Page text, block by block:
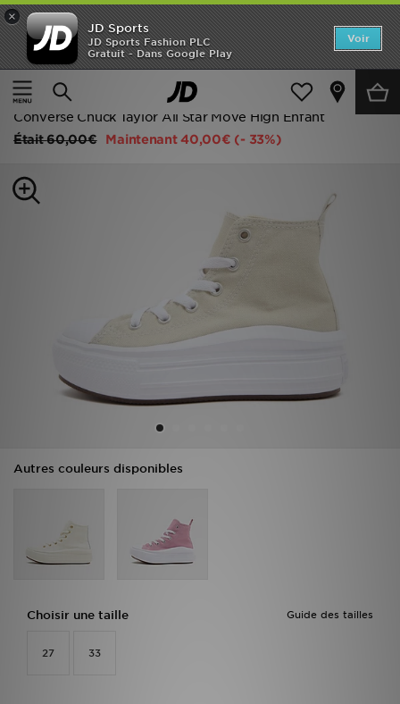
×
JD Sports
JD Sports Fashion PLC
Gratuit - Dans Google Play
Voir
Accueil
Enfant
Chaussures Enfant (Tailles 28 à 35)
Converse Chuck Taylor All Star Move High Enfant
Était60,00€ Maintenant40,00€ (- 33%)
Autres couleurs disponibles
Guide des tailles
Choisir une taille
27 33
Accueil
Nouveautés
Homme
Enfant
PROMOS
Service client
Nos Magasins